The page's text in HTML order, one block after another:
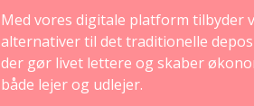
Med vores digitale platform tilbyder
alternativer til det traditionelle
der gør livet lettere og skaber
både lejer og udlejer.